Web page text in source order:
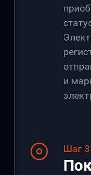
и
Шаг 3